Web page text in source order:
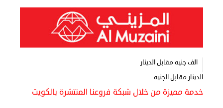
الف جنيه مقابل الدينار
الدينار مقابل الجنيه
خدمة مميزة من خلال شبكة فروعنا المنتشرة بالكويت